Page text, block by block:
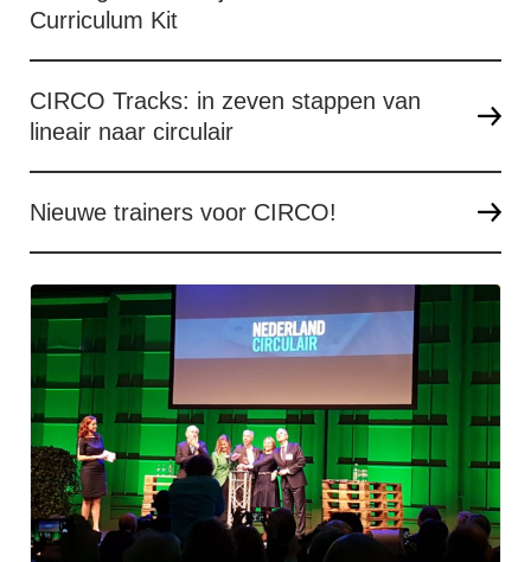
Curriculum Kit
CIRCO Tracks: in zeven stappen van
lineair naar circulair
Nieuwe trainers voor CIRCO!